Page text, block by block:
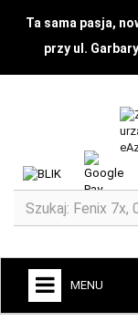
Ta sama pasja,
przy ul.
MENU